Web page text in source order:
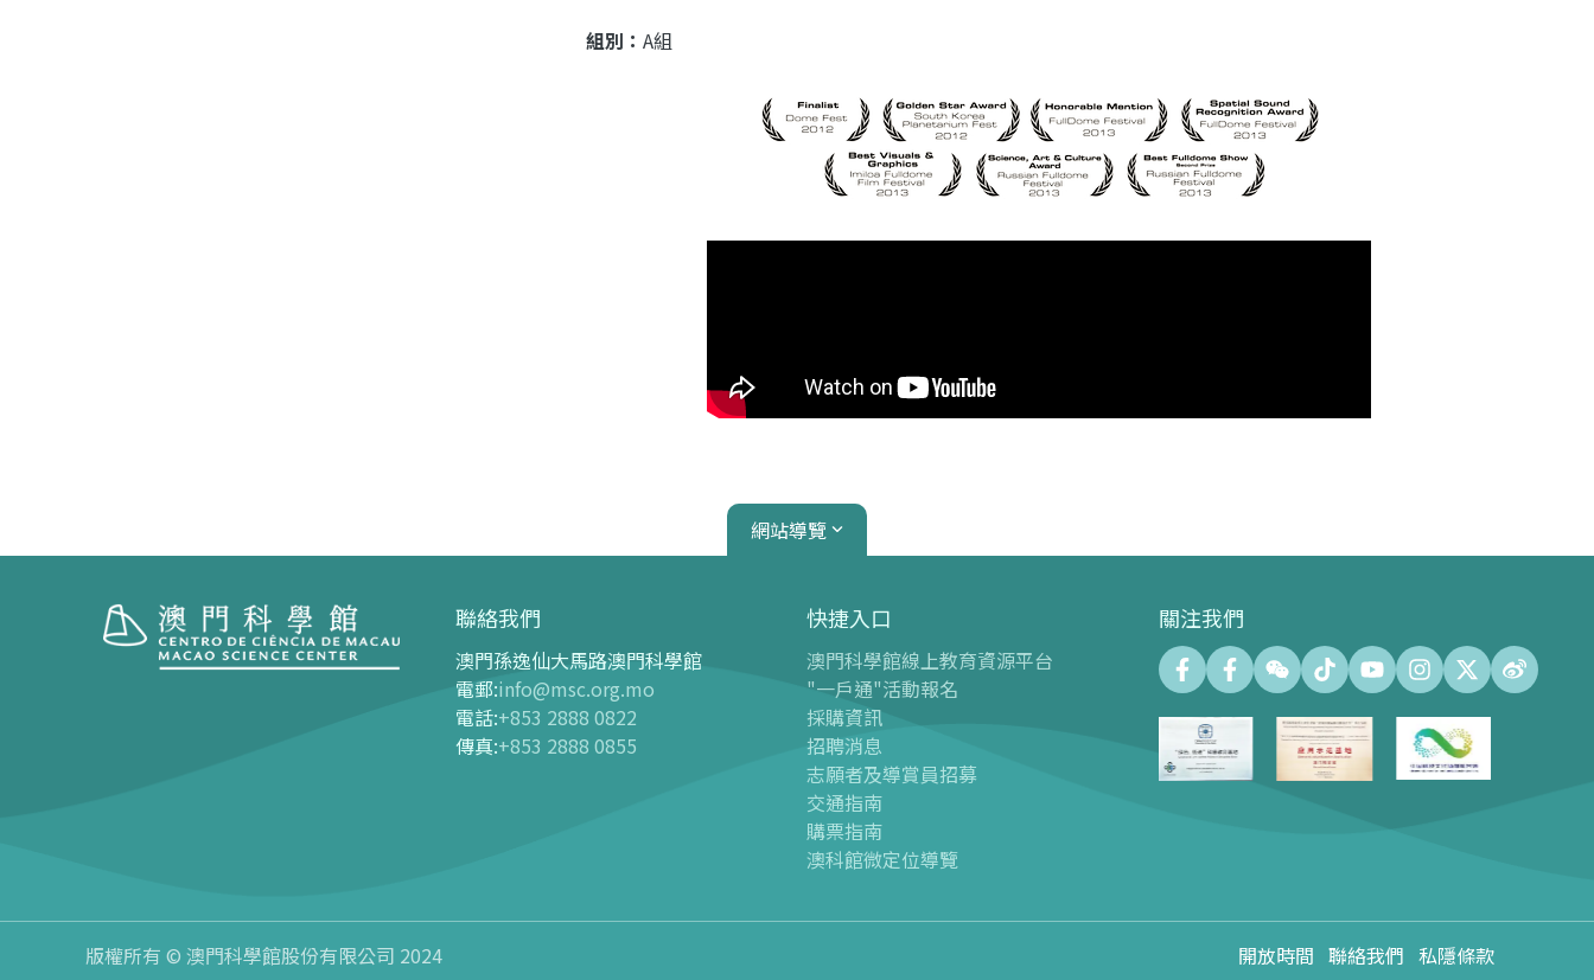
組別： A組
網站導覽
導覽圖
展覽中心
展覽中心介紹
長期展覽
- G06 生物多樣性廳
天文館
天文館介紹
球幕電影
- 最新球幕電影
- 過往球幕電影
球幕電影時間表
會議中心
會議廳 (最大容納500人)
會議室 (最大容納140人)
會展聯絡方式
會展活動回顧
聯絡我們
澳門孫逸仙大馬路澳門科學館
電郵:info@msc.org.mo
電話:+853 2888 0822
傳真:+853 2888 0855
快捷入口
澳門科學館線上教育資源平台
"一戶通"活動報名
採購資訊
招聘消息
志願者及導賞員招募
交通指南
購票指南
澳科館微定位導覽
關注我們
版權所有 © 澳門科學館股份有限公司 2024 開放時間 聯絡我們 私隱條款